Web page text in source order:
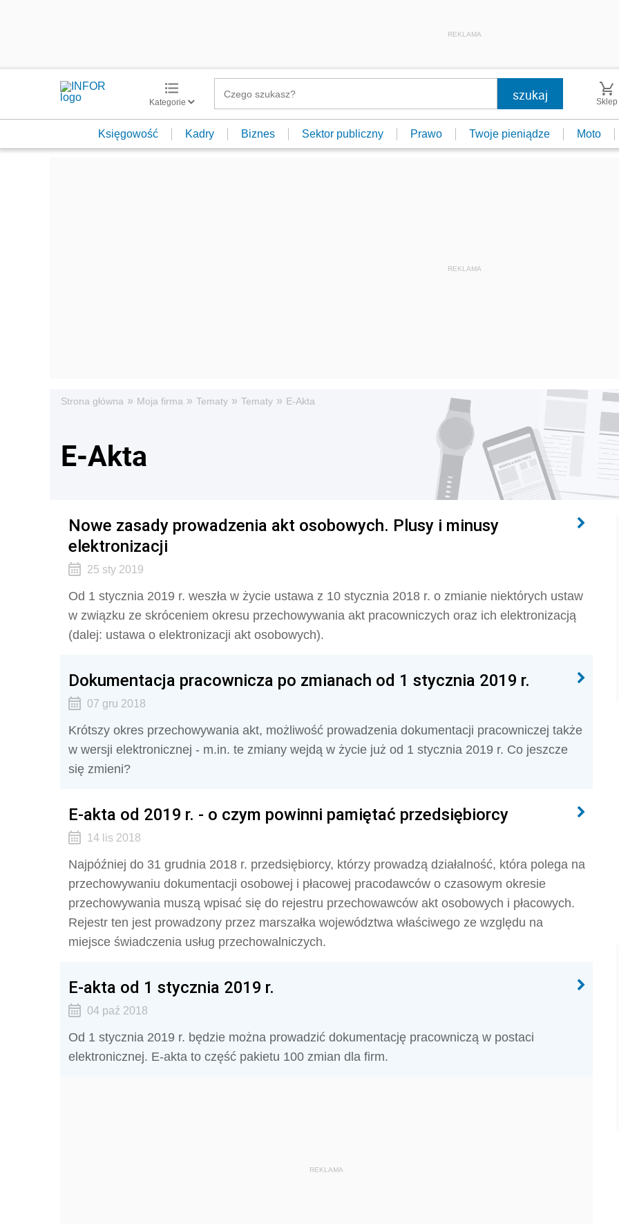
REKLAMA
Kategorie Sklep
Księgowość Kadry Biznes Sektor publiczny Prawo Twoje pieniądze Moto
Strona główna » Moja firma » Tematy » Tematy » E-Akta
E-Akta
Nowe zasady prowadzenia akt osobowych. Plusy i minusy
elektronizacji
25 sty 2019
Od 1 stycznia 2019 r. weszła w życie ustawa z 10 stycznia 2018 r. o zmianie niektórych ustaw
w związku ze skróceniem okresu przechowywania akt pracowniczych oraz ich elektronizacją
(dalej: ustawa o elektronizacji akt osobowych).
Dokumentacja pracownicza po zmianach od 1 stycznia 2019 r.
07 gru 2018
Krótszy okres przechowywania akt, możliwość prowadzenia dokumentacji pracowniczej także
w wersji elektronicznej - m.in. te zmiany wejdą w życie już od 1 stycznia 2019 r. Co jeszcze
się zmieni?
E-akta od 2019 r. - o czym powinni pamiętać przedsiębiorcy
14 lis 2018
Najpóźniej do 31 grudnia 2018 r. przedsiębiorcy, którzy prowadzą działalność, która polega na
przechowywaniu dokumentacji osobowej i płacowej pracodawców o czasowym okresie
przechowywania muszą wpisać się do rejestru przechowawców akt osobowych i płacowych.
Rejestr ten jest prowadzony przez marszałka województwa właściwego ze względu na
miejsce świadczenia usług przechowalniczych.
E-akta od 1 stycznia 2019 r.
04 paź 2018
Od 1 stycznia 2019 r. będzie można prowadzić dokumentację pracowniczą w postaci
elektronicznej. E-akta to część pakietu 100 zmian dla firm.
REKLAMA